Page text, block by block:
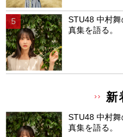
STU48 中村
真集を語る。
新
STU48 中村
真集を語る。